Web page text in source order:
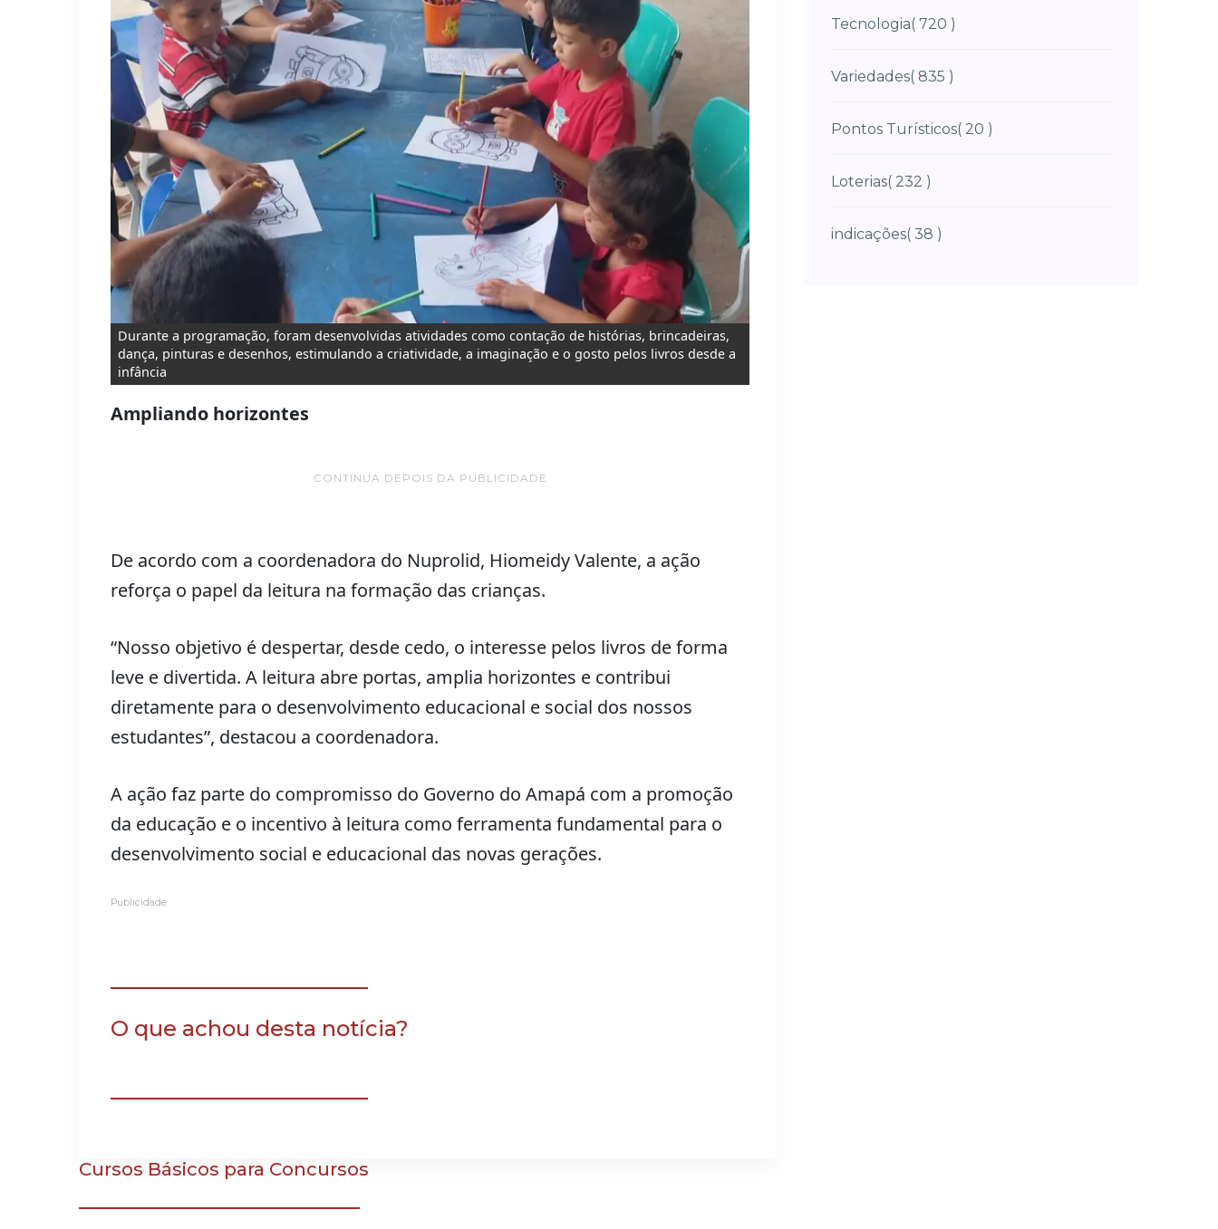
Durante a programação, foram desenvolvidas atividades como contação de histórias, brincadeiras,
dança, pinturas e desenhos, estimulando a criatividade, a imaginação e o gosto pelos livros desde a
infância
Ampliando horizontes
CONTINUA DEPOIS DA PUBLICIDADE
De acordo com a coordenadora do Nuprolid, Hiomeidy Valente, a ação
reforça o papel da leitura na formação das crianças.
“Nosso objetivo é despertar, desde cedo, o interesse pelos livros de forma
leve e divertida. A leitura abre portas, amplia horizontes e contribui
diretamente para o desenvolvimento educacional e social dos nossos
estudantes”, destacou a coordenadora.
A ação faz parte do compromisso do Governo do Amapá com a promoção
da educação e o incentivo à leitura como ferramenta fundamental para o
desenvolvimento social e educacional das novas gerações.
Publicidade
O que achou desta notícia?
Cursos Básicos para Concursos
Tecnologia( 720 )
Variedades( 835 )
Pontos Turísticos( 20 )
Loterias( 232 )
indicações( 38 )